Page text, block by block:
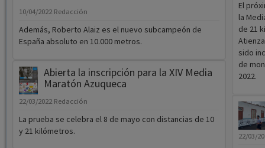
10/04/2022 Redacción
Además, Roberto Alaiz es el nuevo subcampeón de
España absoluto en 10.000 metros.
Abierta la inscripción para la XIV Media
Maratón Azuqueca
22/03/2022 Redacción
La prueba se celebra el 8 de mayo con distancias de 10
y 21 kilómetros.
El
la
de 21
sido
de
2022.
22/03/